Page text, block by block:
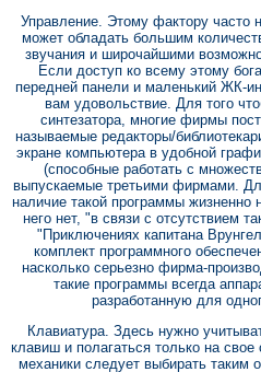
Управление. Этому фактору часто
может обладать большим
звучания и широчайшими
Если доступ ко всему этому
передней панели и маленький ЖК-
вам удовольствие. Для того
синтезатора, многие фирмы
называемые редакторы/
экране компьютера в удобной
(способные работать с
выпускаемые третьими фирмами.
наличие такой программы жизненно
него нет, "в связи с отсутствием
"Приключениях капитана
комплект программного
насколько серьезно фирма-
такие программы всегда
разработанную для
Клавиатура. Здесь нужно
клавиш и полагаться только на
механики следует выбирать таким